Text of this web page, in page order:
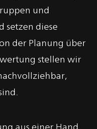
und
setzen diese
der Planung über
stellen wir
aus einer Hand